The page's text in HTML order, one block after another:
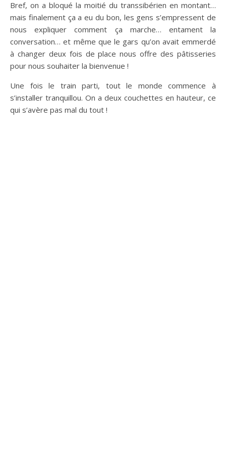
Bref, on a bloqué la moitié du transsibérien en montant…
mais finalement ça a eu du bon, les gens s’empressent de
nous expliquer comment ça marche… entament la
conversation… et même que le gars qu’on avait emmerdé
à changer deux fois de place nous offre des pâtisseries
pour nous souhaiter la bienvenue !
Une fois le train parti, tout le monde commence à
s’installer tranquillou. On a deux couchettes en hauteur, ce
qui s’avère pas mal du tout !